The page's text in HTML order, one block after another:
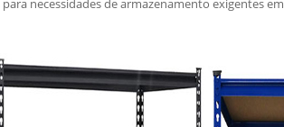
necessidades de armazenamento exigentes